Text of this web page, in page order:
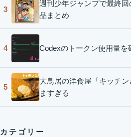
3
週刊少年ジャンプで最終
品まとめ
4 Codexのトークン使用量を
5
大鳥居の洋食屋「キッチ
ますぎる
カテゴリー